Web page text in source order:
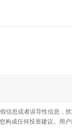
信息或者误导性信息，
构成任何投资建议。用